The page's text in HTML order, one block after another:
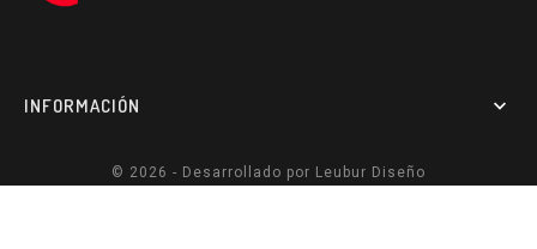
INFORMACIÓN 
© 2026 - Desarrollado por Leubur Diseño